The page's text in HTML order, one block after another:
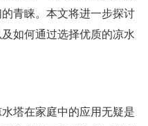
青睐。本文将进一步探讨
如何通过选择优质的凉水
塔在家庭中的应用无疑是